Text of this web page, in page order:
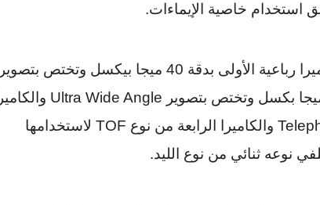
خاصية الإيماءات.
رباعية الأولى بدقة 40 ميجا بيكسل وتختص بتصوير
بكسل وتختص بتصوير Ultra Wide Angle والكاميرا
والكاميرا الرابعة من نوع TOF لاستخدامها
نوعه ثنائي من نوع الليد.